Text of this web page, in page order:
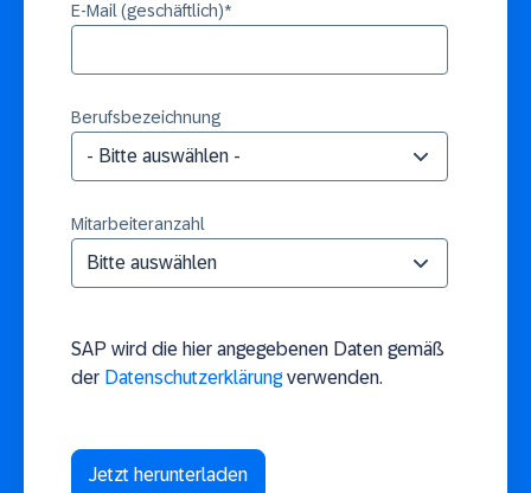
E-Mail (geschäftlich)*
Berufsbezeichnung
Mitarbeiteranzahl
SAP wird die hier angegebenen Daten gemäß
der Datenschutzerklärungverwenden.